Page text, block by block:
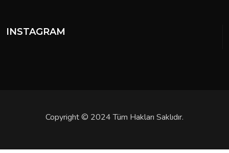
INSTAGRAM
Copyright © 2024 Tüm Hakları Saklıdır.